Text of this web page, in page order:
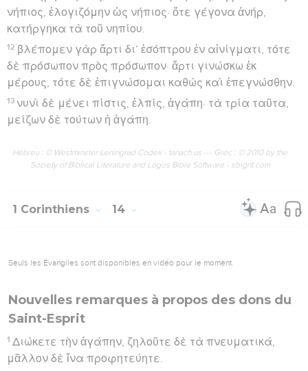
νήπιος, ἐλογιζόμην ὡς νήπιος· ὅτε γέγονα ἀνήρ,
κατήργηκα τὰ τοῦ νηπίου.
12 βλέπομεν γὰρ ἄρτι δι’ ἐσόπτρου ἐν αἰνίγματι, τότε
δὲ πρόσωπον πρὸς πρόσωπον· ἄρτι γινώσκω ἐκ
μέρους, τότε δὲ ἐπιγνώσομαι καθὼς καὶ ἐπεγνώσθην.
13 νυνὶ δὲ μένει πίστις, ἐλπίς, ἀγάπη· τὰ τρία ταῦτα,
μείζων δὲ τούτων ἡ ἀγάπη.
Hébreu : © Westminster Leningrad Codex - tanach.us --- Grec : © 2010 by the
Society of Biblical Literature and Logos Bible Software - sblgnt.com
1 Corinthiens 14
Seuls les Évangiles sont disponibles en vidéo pour le moment.
Nouvelles remarques à propos des dons du
Saint-Esprit
1 Διώκετε τὴν ἀγάπην, ζηλοῦτε δὲ τὰ πνευματικά,
μᾶλλον δὲ ἵνα προφητεύητε.